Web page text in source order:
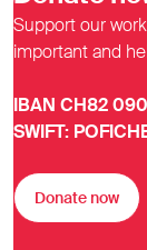
Support our
important and
IBAN CH82
SWIFT:
Donate now